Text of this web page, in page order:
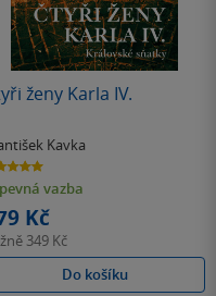
ženy Karla IV.
Kavka
pevná vazba
Kč
349 Kč
Do košíku